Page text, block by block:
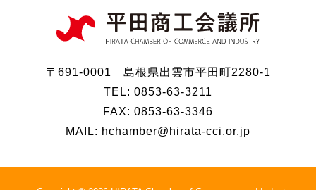
〒691-0001 島根県出雲市平田町2280-1
TEL: 0853-63-3211
FAX: 0853-63-3346
MAIL: hchamber@hirata-cci.or.jp